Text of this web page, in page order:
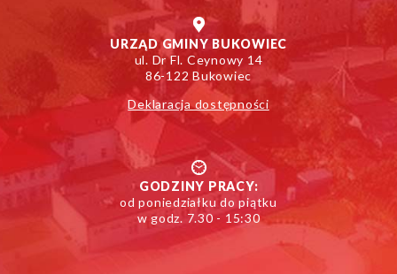
URZĄD GMINY BUKOWIEC
ul. Dr Fl. Ceynowy 14
86-122 Bukowiec
Deklaracja dostępności
GODZINY PRACY:
od poniedziałku do piątku
w godz. 7.30 - 15:30